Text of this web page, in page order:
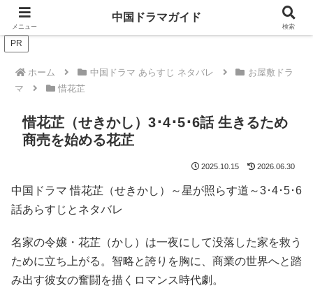
ドラマは歴史を知るともっと面白い！
PR
ホーム 中国ドラマ あらすじ ネタバレ
お屋敷ドラ
マ
惜花芷
惜花芷（せきかし）3･4･5･6話 生きるため
商売を始める花芷
2025.10.15 2026.06.30
中国ドラマ 惜花芷（せきかし）～星が照らす道～3･4･5･6
話あらすじとネタバレ
名家の令嬢・花芷（かし）は一夜にして没落した家を救う
ために立ち上がる。智略と誇りを胸に、商業の世界へと踏
み出す彼女の奮闘を描くロマンス時代劇。
メニュー
中国ドラマガイド
検索